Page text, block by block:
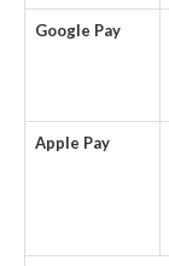
Google Pay
Apple Pay